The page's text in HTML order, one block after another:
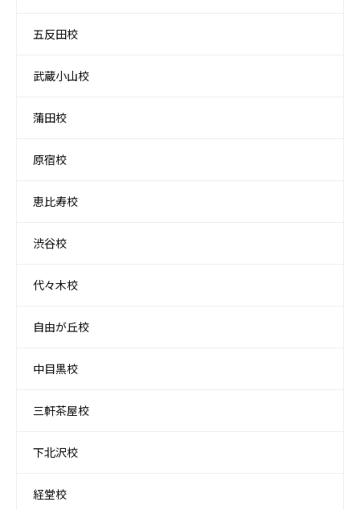
五反田校
武蔵小山校
蒲田校
原宿校
恵比寿校
渋谷校
代々木校
自由が丘校
中目黒校
三軒茶屋校
下北沢校
経堂校